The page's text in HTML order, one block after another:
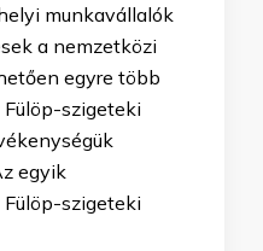
munkavállalók
a nemzetközi
egyre több
szigeteki
egyik
szigeteki